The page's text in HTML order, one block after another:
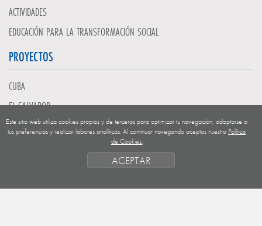
Este sitio web utiliza cookies propias y de terceros para optimizar tu navegación, adaptarse a
tus preferencias y realizar labores analíticas. Al continuar navegando aceptas nuestra Política
de Cookies.
ACEPTAR
ACTIVIDADES
EDUCACIÓN PARA LA TRANSFORMACIÓN SOCIAL
PROYECTOS
CUBA
EL SALVADOR
GUATEMALA
EUROPA